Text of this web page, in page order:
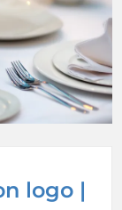
logo |